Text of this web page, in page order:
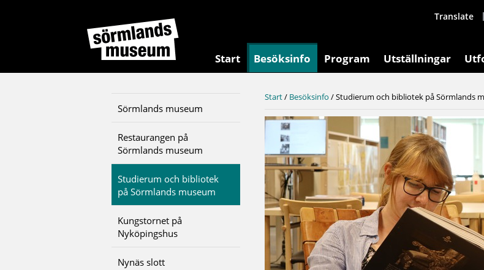
Translate
Start Besöksinfo Program Utställningar
Sörmlands museum
Restaurangen på
Sörmlands museum
Studierum och bibliotek
på Sörmlands museum
Kungstornet på
Nyköpingshus
Nynäs slott
Start/ Besöksinfo /Studierum och bibliotek på Sörmlands